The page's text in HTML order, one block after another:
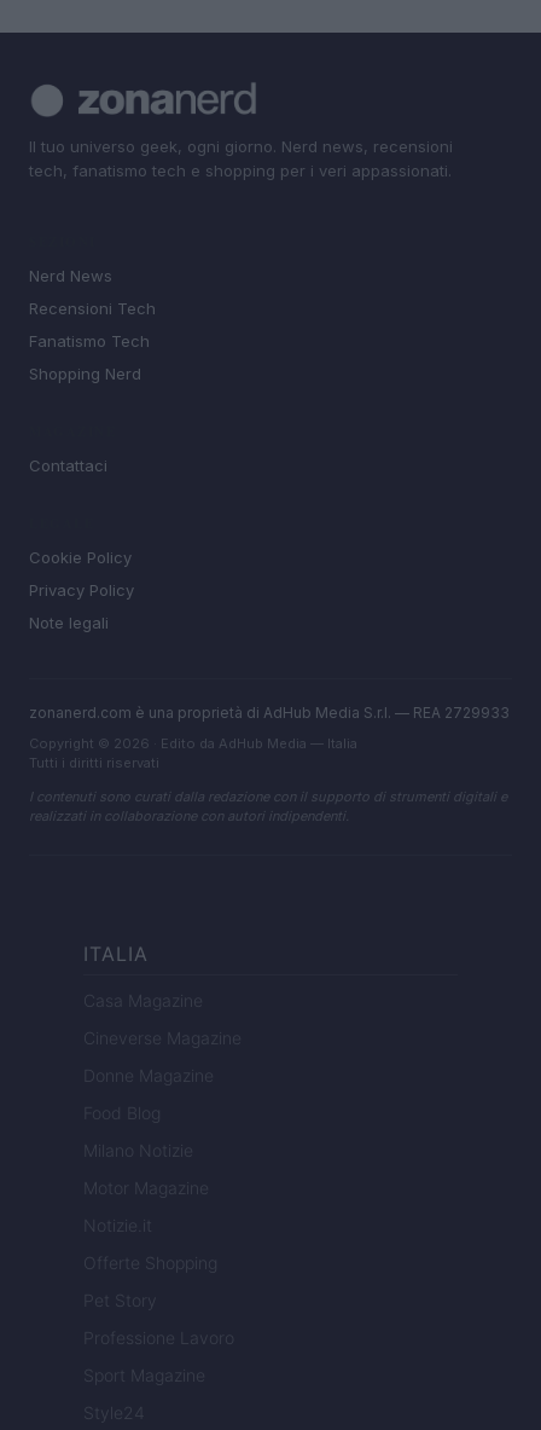
Il tuo universo geek, ogni giorno. Nerd news, recensioni
tech, fanatismo tech e shopping per i veri appassionati.
Nerd News
Recensioni Tech
Fanatismo Tech
Shopping Nerd
Contattaci
Cookie Policy
Privacy Policy
Note legali
zonanerd.com è una proprietà di AdHub Media S.r.l. — REA 2729933
Copyright © 2026 · Edito da AdHub Media — Italia
Tutti i diritti riservati
I contenuti sono curati dalla redazione con il supporto di strumenti digitali e
realizzati in collaborazione con autori indipendenti.
ITALIA
Casa Magazine
Cineverse Magazine
Donne Magazine
Food Blog
Milano Notizie
Motor Magazine
Notizie.it
Offerte Shopping
Pet Story
Professione Lavoro
Sport Magazine
Style24